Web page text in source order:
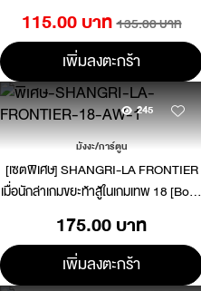
115.00 บาท 135.00 บาท
เพิ่มลงตะกร้า
245
มังงะ/การ์ตูน
[เซตพิเศษ] SHANGRI-LA FRONTIER
เมื่อนักล่าเกมขยะท้าสู้ในเกมเทพ 18 [Book
Cover Case 2 ชิ้น]
175.00 บาท
เพิ่มลงตะกร้า